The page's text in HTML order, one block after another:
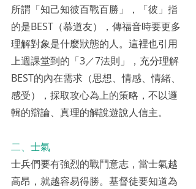
所謂「知己知彼百戰百勝」，「彼」指
的是BEST（慕道友），傳福音時要更多
理解對象是什麼狀態的人。這裡也引用
上週課堂到的「3／7法則」，充分理解
BEST的內在需求（思想、情感、情緒、
感受），採取攻心為上的策略，不以邏
輯的辯論、真理的解說遊說人信主。
二、士氣
士兵們要有強烈的戰鬥意志，當士氣越
高昂，就越容易得勝。基督徒要知道為